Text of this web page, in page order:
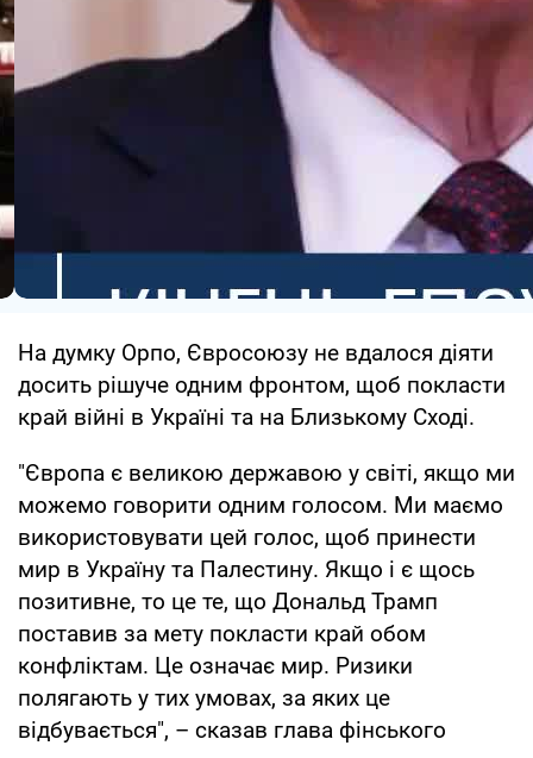
На думку Орпо, Євросоюзу не вдалося діяти
досить рішуче одним фронтом, щоб покласти
край війні в Україні та на Близькому Сході.
"Європа є великою державою у світі, якщо ми
можемо говорити одним голосом. Ми маємо
використовувати цей голос, щоб принести
мир в Україну та Палестину. Якщо і є щось
позитивне, то це те, що Дональд Трамп
поставив за мету покласти край обом
конфліктам. Це означає мир. Ризики
полягають у тих умовах, за яких це
відбувається", – сказав глава фінського